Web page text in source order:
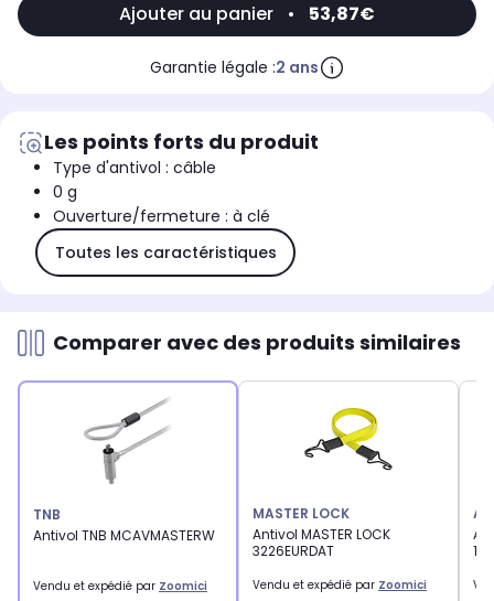
Ajouter au panier • 53,87€
Garantie légale :2 ans
Les points forts du produit
Type d'antivol : câble
0 g
Ouverture/fermeture : à clé
Toutes les caractéristiques
Comparer avec des produits similaires
TNB
Antivol TNB MCAVMASTERW
Vendu et expédié par Zoomici
MASTER LOCK
Antivol MASTER LOCK
3226EURDAT
Vendu et expédié par Zoomici